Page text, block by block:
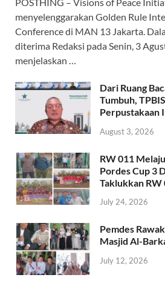
menyelenggarakan Golden Rule
Conference di MAN 13 Jakarta.
diterima Redaksi pada Senin, 3
menjelaskan …
Dari Ruang
Tumbuh,
Perpustakaan
August 3, 2026
RW 011
Pordes Cup 3
Taklukkan RW
July 24, 2026
Pemdes
Masjid Al-
July 12, 2026